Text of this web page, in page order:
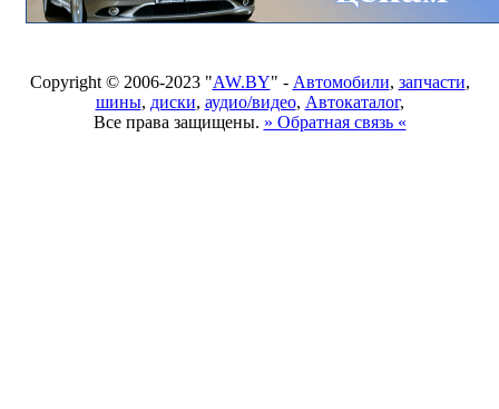
Copyright © 2006-2023 "AW.BY" - Автомобили, запчасти,
шины, диски, аудио/видео, Автокаталог,
Все права защищены. » Обратная связь «